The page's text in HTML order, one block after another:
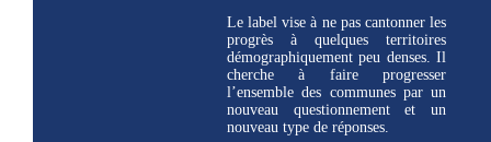
Le label vise à ne pas cantonner les
progrès à quelques territoires
démographiquement peu denses. Il
cherche à faire progresser
l’ensemble des communes par un
nouveau questionnement et un
nouveau type de réponses.